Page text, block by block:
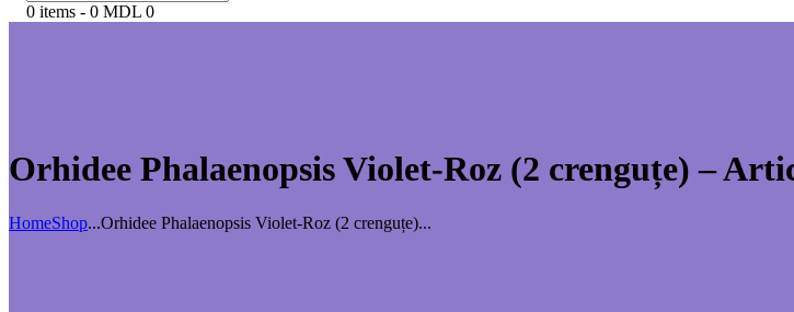
0 items - 0 MDL 0
Orhidee Phalaenopsis Violet-Roz (2 crenguțe) –
HomeShop...Orhidee Phalaenopsis Violet-Roz (2 crenguțe)...